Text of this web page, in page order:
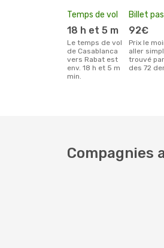
Temps de vol
18 h et 5 m
Le temps de vol
de Casablanca
vers Rabat est
env. 18 h et 5 m
min.
Billet
92€
Prix le moins cher pour un billet
aller
trouvé
des 72
Compagnies